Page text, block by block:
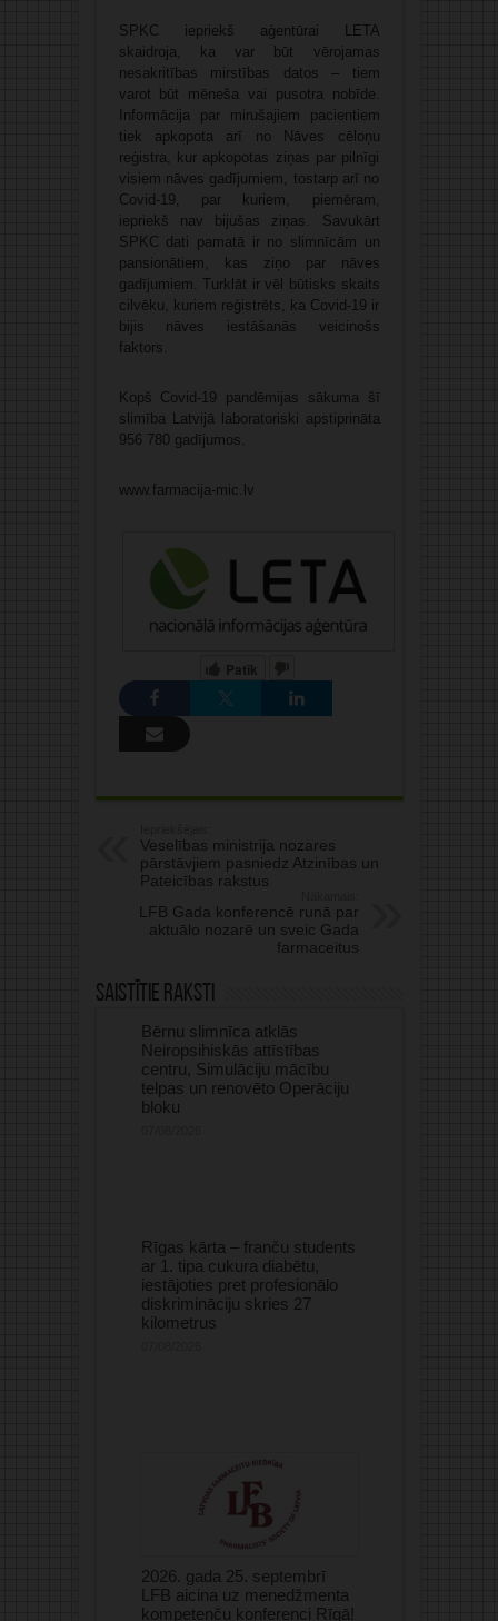
SPKC iepriekš aģentūrai LETA
skaidroja, ka var būt vērojamas
nesakritības mirstības datos – tiem
varot būt mēneša vai pusotra nobīde.
Informācija par mirušajiem pacientiem
tiek apkopota arī no Nāves cēloņu
reģistra, kur apkopotas ziņas par pilnīgi
visiem nāves gadījumiem, tostarp arī no
Covid-19, par kuriem, piemēram,
iepriekš nav bijušas ziņas. Savukārt
SPKC dati pamatā ir no slimnīcām un
pansionātiem, kas ziņo par nāves
gadījumiem. Turklāt ir vēl būtisks skaits
cilvēku, kuriem reģistrēts, ka Covid-19 ir
bijis nāves iestāšanās veicinošs
faktors.
Kopš Covid-19 pandēmijas sākuma šī
slimība Latvijā laboratoriski apstiprināta
956 780 gadījumos.
www.farmacija-mic.lv
Patīk
Veselības ministrija nozares
pārstāvjiem pasniedz Atzinības un
Pateicības rakstus
LFB Gada konferencē runā par
aktuālo nozarē un sveic Gada
farmaceitus
Saistītie raksti
Bērnu slimnīca atklās
Neiropsihiskās attīstības
centru, Simulāciju mācību
telpas un renovēto Operāciju
bloku
Rīgas kārta – franču students
ar 1. tipa cukura diabētu,
iestājoties pret profesionālo
diskrimināciju skries 27
kilometrus
2026. gada 25. septembrī
LFB aicina uz menedžmenta
kompetenču konferenci Rīgā!